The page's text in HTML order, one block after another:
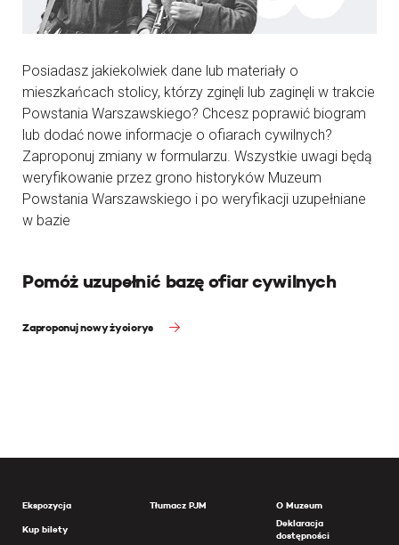
Posiadasz jakiekolwiek dane lub materiały o
mieszkańcach stolicy, którzy zginęli lub zaginęli w trakcie
Powstania Warszawskiego? Chcesz poprawić biogram
lub dodać nowe informacje o ofiarach cywilnych?
Zaproponuj zmiany w formularzu. Wszystkie uwagi będą
weryfikowanie przez grono historyków Muzeum
Powstania Warszawskiego i po weryfikacji uzupełniane
w bazie
Pomóż uzupełnić bazę ofiar cywilnych
Zaproponuj nowy życiorys
Ekspozycja
Kup bilety
Tłumacz PJM
O Muzeum
Deklaracja
dostępności